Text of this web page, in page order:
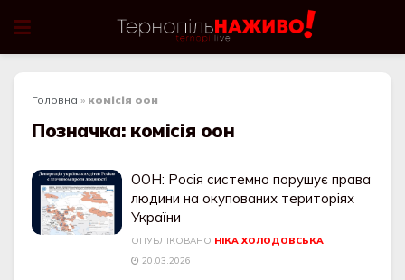
Головна » комісія оон
Позначка: комісія оон
ООН: Росія системно порушує права
людини на окупованих територіях
України
ОПУБЛІКОВАНО НІКА ХОЛОДОВСЬКА
20.03.2026